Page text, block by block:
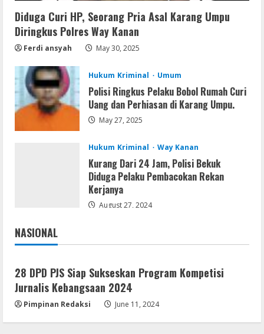
Resettools
Display Changer X Portable + Crack
[Final] (x64) Final FileCR
Img
Office 2019 LTSC Professional Plus
Debloated Tоrrеnt
August 8, 2026
Diduga Curi HP, Seorang Pria Asal Karang Umpu
Diringkus Polres Way Kanan
Ferdi ansyah May 30, 2025
Hukum Kriminal Umum
Polisi Ringkus Pelaku Bobol Rumah Curi
Uang dan Perhiasan di Karang Umpu.
May 27, 2025
Hukum Kriminal Way Kanan
Kurang Dari 24 Jam, Polisi Bekuk
Diduga Pelaku Pembacokan Rekan
Kerjanya
August 27, 2024
NASIONAL
Jakarta
28 DPD PJS Siap Sukseskan Program Kompetisi
Jurnalis Kebangsaan 2024
Pimpinan Redaksi June 11, 2024